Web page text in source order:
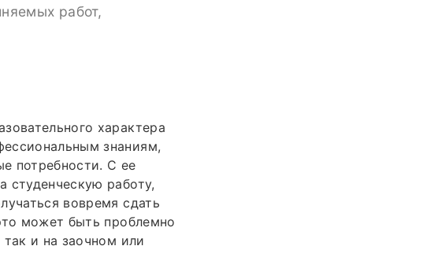
работ,
характера
знаниям,
потребности. С ее
студенческую работу,
вовремя сдать
может быть проблемно
и на заочном или